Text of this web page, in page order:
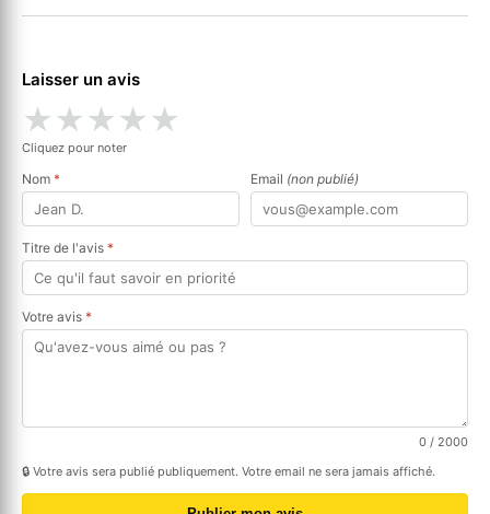
Laisser un avis
★★★★★
Cliquez pour noter
Nom * Email (non publié)
Titre de l'avis *
Votre avis *
0 / 2000
🔒 Votre avis sera publié publiquement. Votre email ne sera jamais affiché.